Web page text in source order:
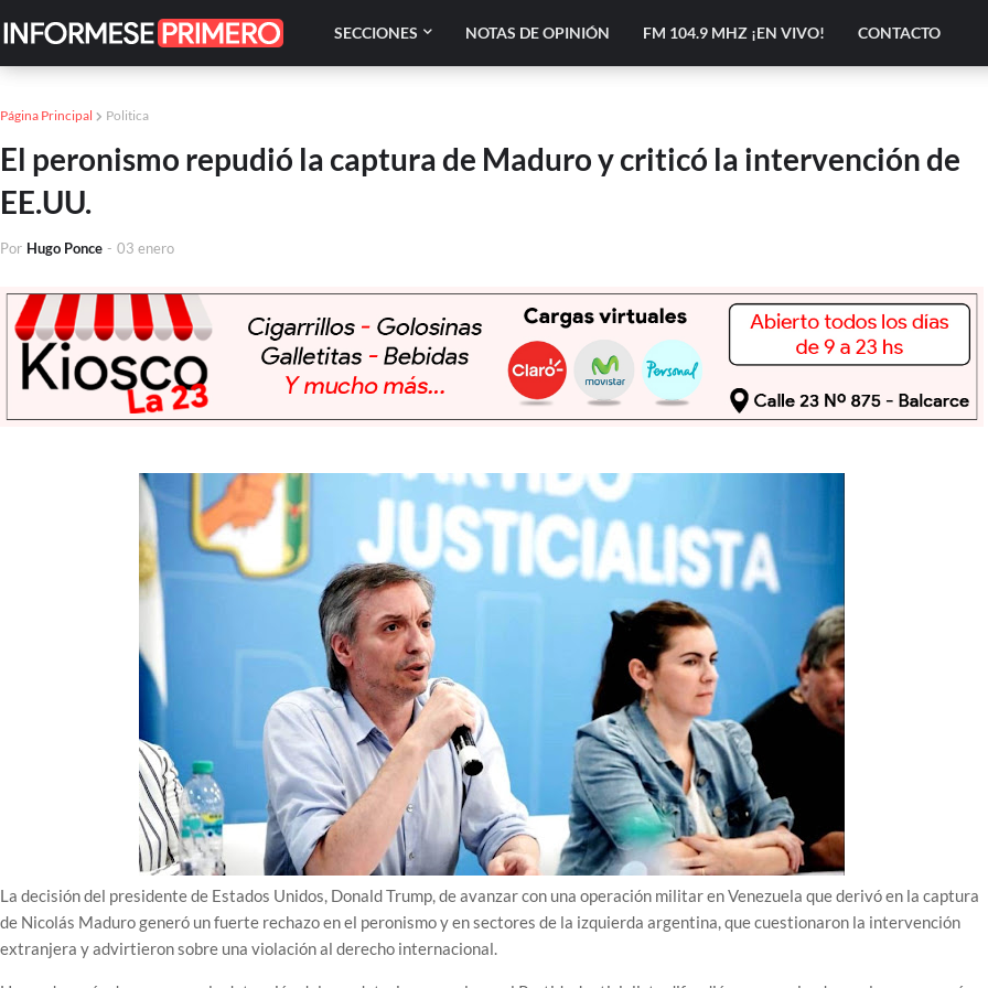
SECCIONES NOTAS DE OPINIÓN FM 104.9 MHZ ¡EN VIVO! CONTACTO
Página Principal Politica
El peronismo repudió la captura de Maduro y criticó la intervención de
EE.UU.
Por Hugo Ponce - 03 enero
La decisión del presidente de Estados Unidos, Donald Trump, de avanzar con una operación militar en Venezuela que derivó en la captura
de Nicolás Maduro generó un fuerte rechazo en el peronismo y en sectores de la izquierda argentina, que cuestionaron la intervención
extranjera y advirtieron sobre una violación al derecho internacional.